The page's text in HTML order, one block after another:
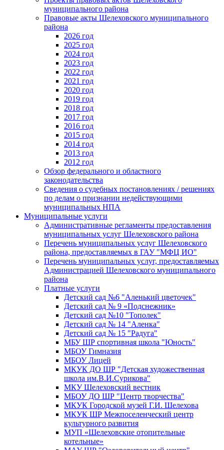
муниципального района
Правовые акты Шелеховского муниципального
района
2026 год
2025 год
2024 год
2023 год
2022 год
2021 год
2020 год
2019 год
2018 год
2017 год
2016 год
2015 год
2014 год
2013 год
2012 год
Обзор федерального и областного
законодательства
Сведения о судебных постановлениях / решениях
по делам о признании недействующими
муниципальных НПА
Муниципальные услуги
Административные регламенты предоставления
муниципальных услуг Шелеховского района
Перечень муниципальных услуг Шелеховского
района, предоставляемых в ГАУ "МФЦ ИО"
Перечень муниципальных услуг, предоставляемых
Администрацией Шелеховского муниципального
района
Платные услуги
Детский сад №6 "Аленький цветочек"
Детский сад № 9 «Подснежник»
Детский сад №10 "Тополек"
Детский сад № 14 "Аленка"
Детский сад № 15 "Радуга"
МБУ ШР спортивная школа "Юность"
МБОУ Гимназия
МБОУ Лицей
МКУК ДО ШР "Детская художественная
школа им.В.И.Сурикова"
МКУ Шелеховский вестник
МБОУ ДО ШР "Центр творчества"
МКУК Городской музей Г.И. Шелехова
МКУК ШР Межпоселенческий центр
культурного развития
МУП «Шелеховские отопительные
котельные»